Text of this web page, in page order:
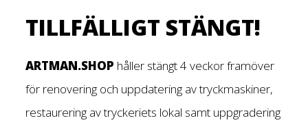
TILLFÄLLIGT STÄNGT!
ARTMAN.SHOP håller stängt 4 veckor framöver
för renovering och uppdatering av tryckmaskiner,
restaurering av tryckeriets lokal samt uppgradering